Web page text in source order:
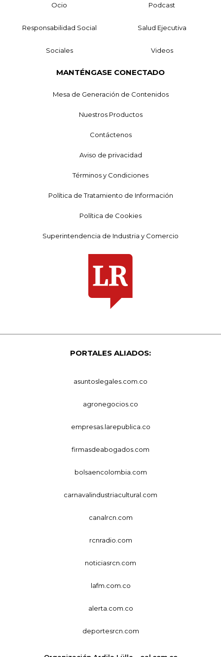
Ocio Podcast
Responsabilidad Social Salud Ejecutiva
Sociales Videos
MANTÉNGASE CONECTADO
Mesa de Generación de Contenidos
Nuestros Productos
Contáctenos
Aviso de privacidad
Términos y Condiciones
Política de Tratamiento de Información
Política de Cookies
Superintendencia de Industria y Comercio
PORTALES ALIADOS:
asuntoslegales.com.co
agronegocios.co
empresas.larepublica.co
firmasdeabogados.com
bolsaencolombia.com
carnavalindustriacultural.com
canalrcn.com
rcnradio.com
noticiasrcn.com
lafm.com.co
alerta.com.co
deportesrcn.com